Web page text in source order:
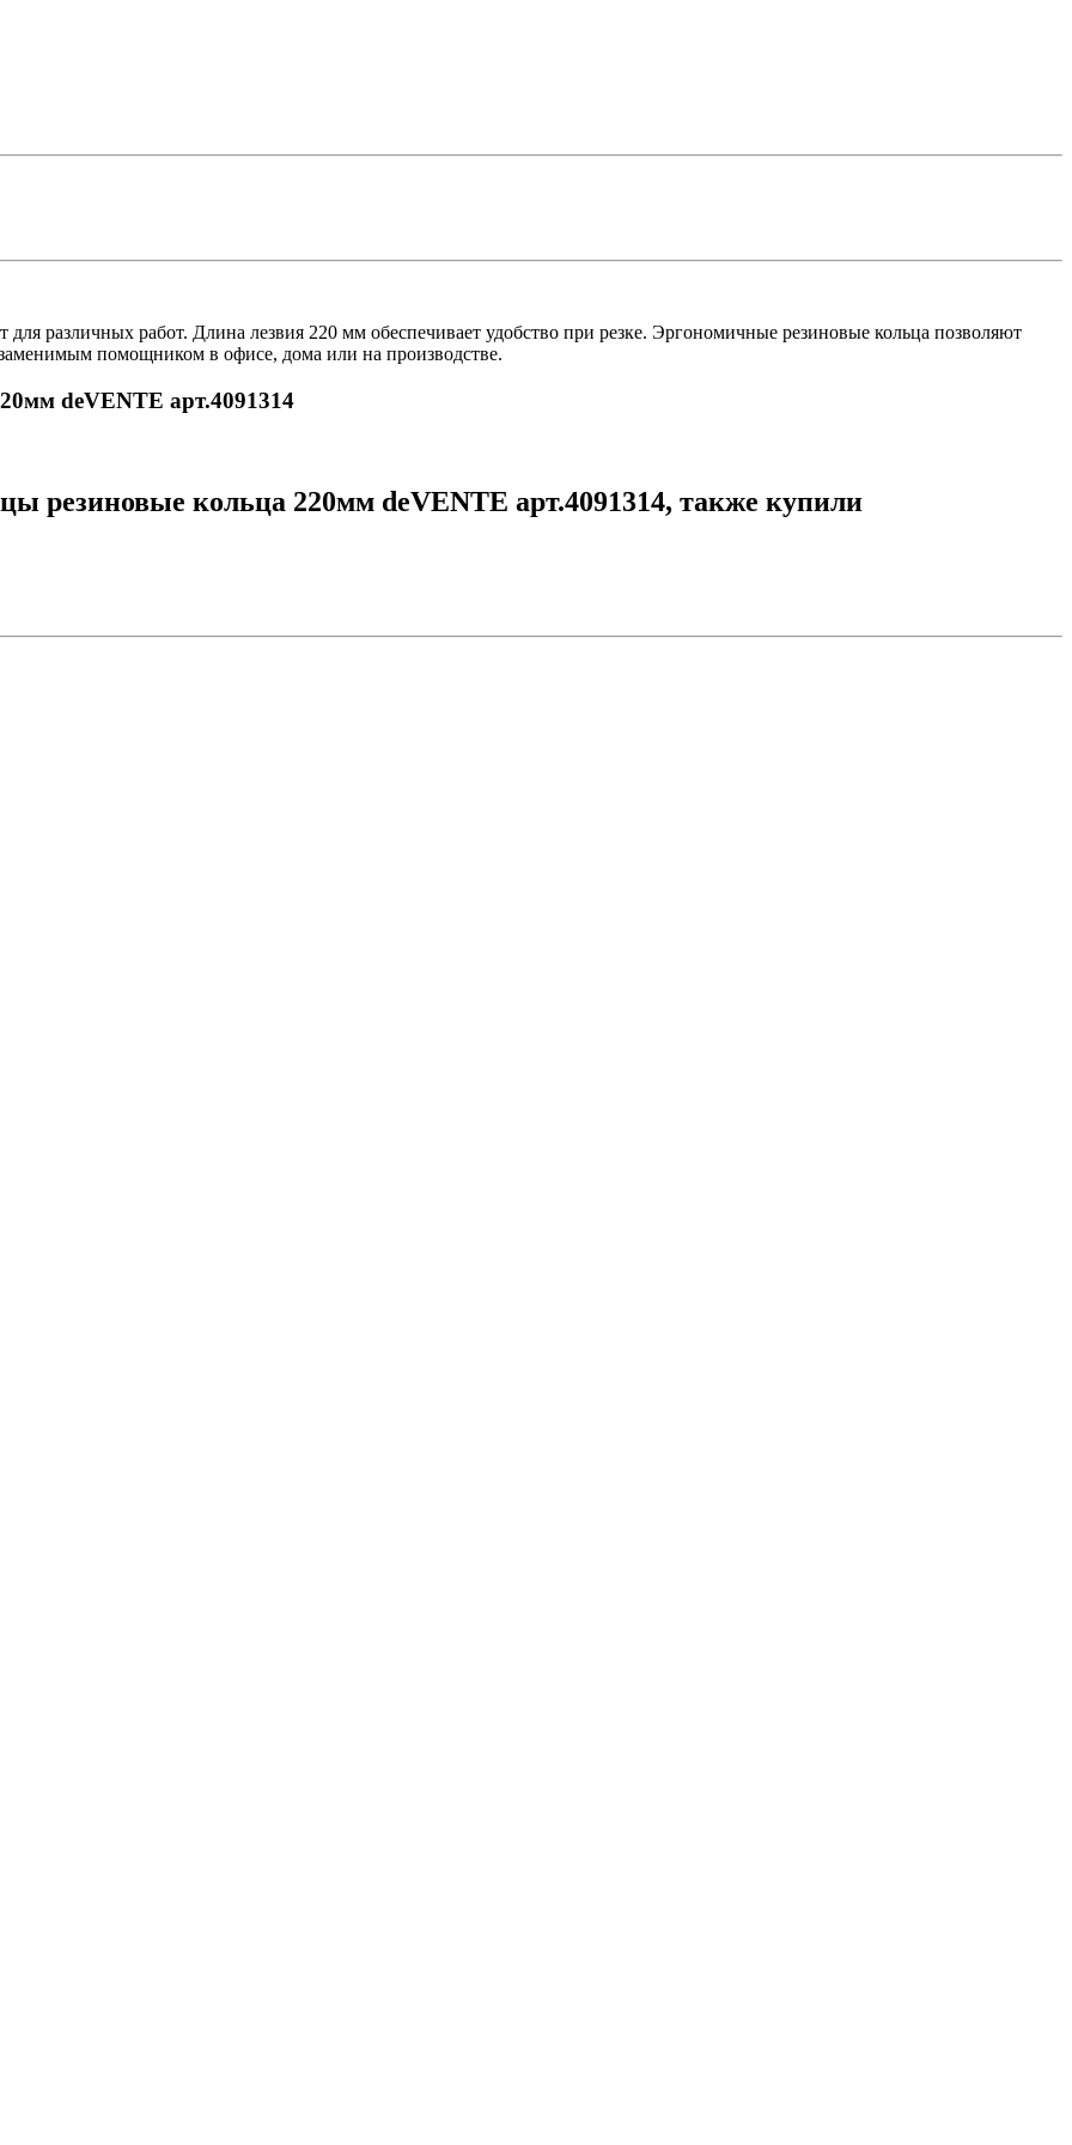
различных работ. Длина лезвия 220 мм обеспечивает удобство при резке. Эргономичные резиновые кольца позволяют
помощником в офисе, дома или на производстве.
deVENTE арт.4091314
резиновые кольца 220мм deVENTE арт.4091314, также купили